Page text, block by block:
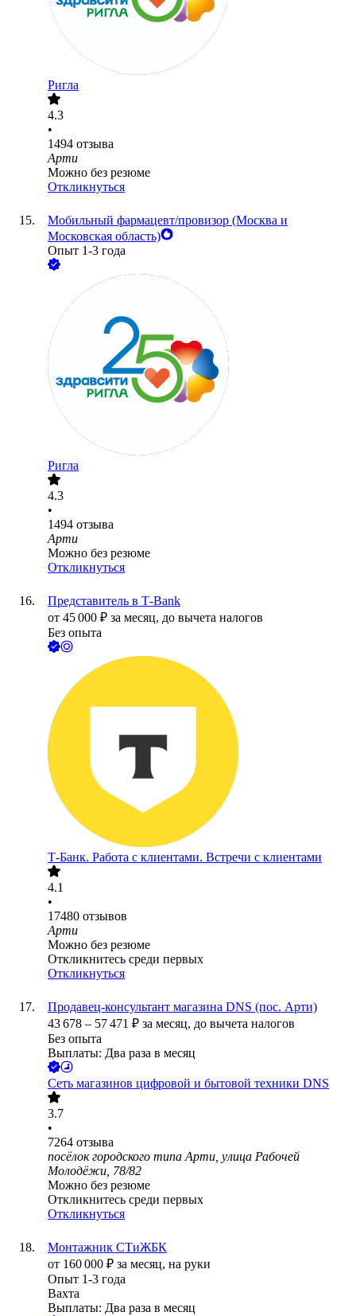
Ригла
4.3
•
1494 отзыва
Арти
Можно без резюме
Откликнуться
Мобильный фармацевт/провизор (Москва и
Московская область)
Опыт 1-3 года
Ригла
4.3
•
1494 отзыва
Арти
Можно без резюме
Откликнуться
Представитель в Т-Bank
от 45 000 ₽ за месяц, до вычета налогов
Без опыта
Т-Банк. Работа с клиентами. Встречи с клиентами
4.1
•
17480 отзывов
Арти
Можно без резюме
Откликнитесь среди первых
Откликнуться
Продавец-консультант магазина DNS (пос. Арти)
43 678 – 57 471 ₽ за месяц, до вычета налогов
Без опыта
Выплаты: Два раза в месяц
Сеть магазинов цифровой и бытовой техники DNS
3.7
•
7264 отзыва
посёлок городского типа Арти, улица Рабочей
Молодёжи, 78/82
Можно без резюме
Откликнитесь среди первых
Откликнуться
Монтажник СТиЖБК
от 160 000 ₽ за месяц, на руки
Опыт 1-3 года
Вахта
Выплаты: Два раза в месяц